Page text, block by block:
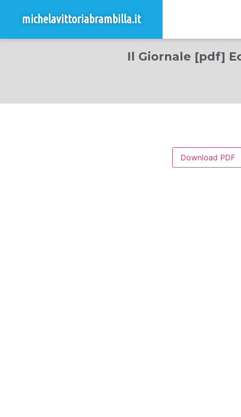
michelavittoriabrambilla.it
Il Giornale [pdf]
Download PDF